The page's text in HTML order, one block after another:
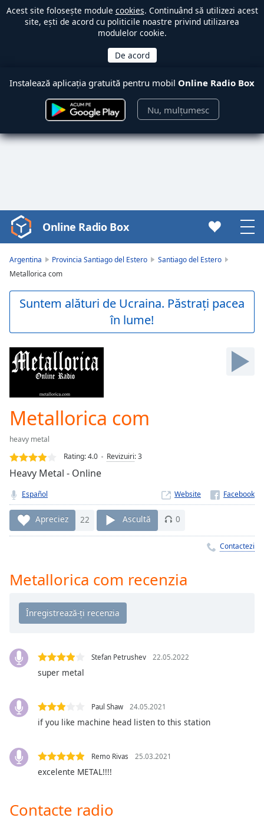
Acest site folosește module cookies. Continuând să utilizezi acest
site, ești de acord cu politicile noastre privind utilizarea
modulelor cookie.
Instalează aplicația gratuită pentru mobil Online Radio Box
Nu, mulțumesc
Video
Player
loading.
Video
Backward
Forward
Mute
0:00
Duration-:-
0.00%
Stream
TypeLIVE
live,
currently
behind
LIVE
Remaining
Rate
Chapters
Descriptions
descriptions
off
,
selected
Subtitles
subtitles
subtitles
settings
Online Radio Box
Argentina Provincia Santiago del Estero
Santiago del Estero
Metallorica com
Suntem alături de Ucraina. Păstrați pacea
în lume!
Metallorica com
heavy metal
Rating:4.0 Revizuiri:3
Heavy Metal - Online
Español Website
Apreciez 22 Ascultă 0
Contactezi
Metallorica com recenzia
Stefan Petrushev 22.05.2022
super metal
Paul Shaw 24.05.2021
if you like machine head listen to this station
Remo Rivas 25.03.2021
excelente METAL!!!!
Contacte radio